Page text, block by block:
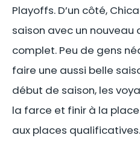
Playoffs. D’un côté,
saison avec un
complet. Peu de gens
faire une aussi belle
début de saison, les
la farce et finir à la
aux places qualificatives.